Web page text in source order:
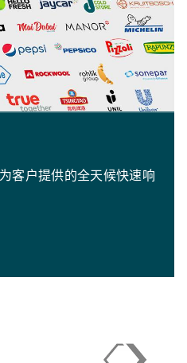
客户提供的全天候快速响